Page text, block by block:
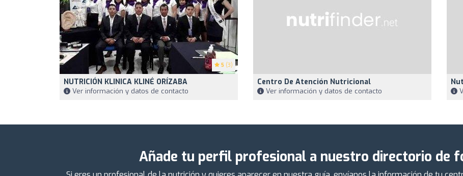
5 (3)
NUTRICIÓN KLINICA KLINÉ ORÍZABA
Ver información y datos de contacto
Centro De Atención Nutricional
Ver información y datos de contacto
Añade tu perfil profesional a nuestro directorio de